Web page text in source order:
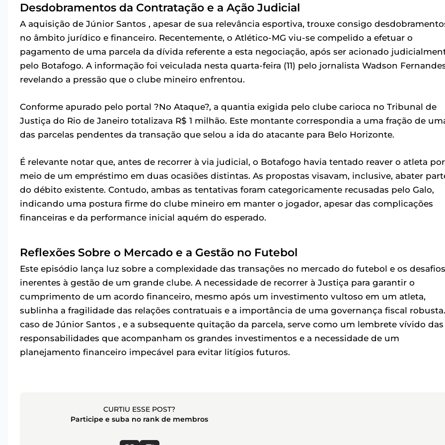
Desdobramentos da Contratação e a Ação Judicial
A aquisição de Júnior Santos , apesar de sua relevância esportiva, trouxe consigo
no âmbito jurídico e financeiro. Recentemente, o Atlético-MG viu-se compelido a efetuar o
pagamento de uma parcela da dívida referente a esta negociação, após ser acionado
pelo Botafogo. A informação foi veiculada nesta quarta-feira (11) pelo jornalista Wadson
revelando a pressão que o clube mineiro enfrentou.
Conforme apurado pelo portal ?No Ataque?, a quantia exigida pelo clube carioca no Tribunal de
Justiça do Rio de Janeiro totalizava R$ 1 milhão. Este montante correspondia a uma fração de
das parcelas pendentes da transação que selou a ida do atacante para Belo Horizonte.
É relevante notar que, antes de recorrer à via judicial, o Botafogo havia tentado reaver o atleta por
meio de um empréstimo em duas ocasiões distintas. As propostas visavam, inclusive, abater
do débito existente. Contudo, ambas as tentativas foram categoricamente recusadas pelo Galo,
indicando uma postura firme do clube mineiro em manter o jogador, apesar das complicações
financeiras e da performance inicial aquém do esperado.
Reflexões Sobre o Mercado e a Gestão no Futebol
Este episódio lança luz sobre a complexidade das transações no mercado do futebol e os desafios
inerentes à gestão de um grande clube. A necessidade de recorrer à Justiça para garantir o
cumprimento de um acordo financeiro, mesmo após um investimento vultoso em um atleta,
sublinha a fragilidade das relações contratuais e a importância de uma governança fiscal
caso de Júnior Santos , e a subsequente quitação da parcela, serve como um lembrete vívido das
responsabilidades que acompanham os grandes investimentos e a necessidade de um
planejamento financeiro impecável para evitar litígios futuros.
CURTIU ESSE POST?
Participe e suba no rank de membros